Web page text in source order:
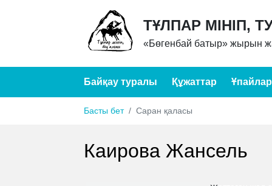
ТҰЛПАР МІНІП,
«Бөгенбай батыр» жырын
Байқау туралы Құжаттар Ұпайлар
Басты бет Саран қаласы
Каирова Жансель